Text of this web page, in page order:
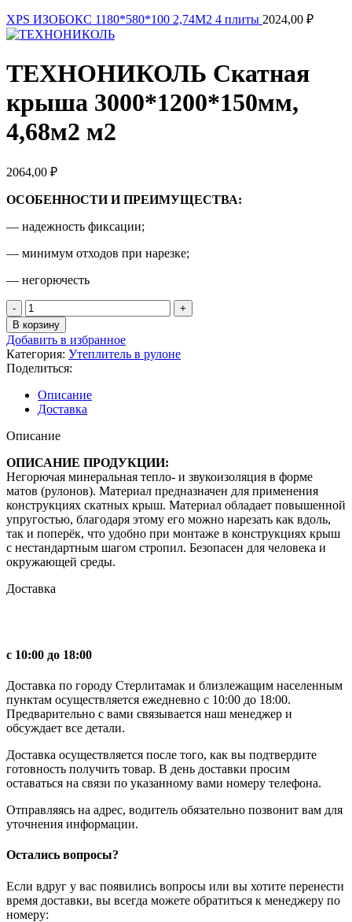
XPS ИЗОБОКС 1180*580*100 2,74М2 4 плиты 2024,00 ₽
ТЕХНОНИКОЛЬ Скатная
крыша 3000*1200*150мм,
4,68м2 м2
2064,00 ₽
ОСОБЕННОСТИ И ПРЕИМУЩЕСТВА:
— надежность фиксации;
— минимум отходов при нарезке;
— негорючесть
Количество
товара
ТЕХНОНИКОЛЬ
Скатная
крыша
3000*1200*150мм,
4,68м2
м2
В корзину
Добавить в избранное
Категория: Утеплитель в рулоне
Поделиться:
Описание
Доставка
Описание
ОПИСАНИЕ ПРОДУКЦИИ:
Негорючая минеральная тепло- и звукоизоляция в форме
матов (рулонов). Материал предназначен для применения
конструкциях скатных крыш. Материал обладает повышенной
упругостью, благодаря этому его можно нарезать как вдоль,
так и поперёк, что удобно при монтаже в конструкциях крыш
с нестандартным шагом стропил. Безопасен для человека и
окружающей среды.
Доставка
с 10:00 до 18:00
Доставка по городу Стерлитамак и близлежащим населенным
пунктам осуществляется ежедневно с 10:00 до 18:00.
Предварительно с вами связывается наш менеджер и
обсуждает все детали.
Доставка осуществляется после того, как вы подтвердите
готовность получить товар. В день доставки просим
оставаться на связи по указанному вами номеру телефона.
Отправляясь на адрес, водитель обязательно позвонит вам для
уточнения информации.
Остались вопросы?
Если вдруг у вас появились вопросы или вы хотите перенести
время доставки, вы всегда можете обратиться к менеджеру по
номеру: